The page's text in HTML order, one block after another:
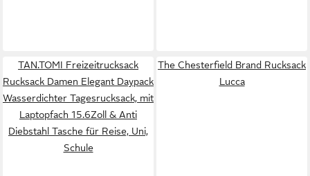
TAN.TOMI Freizeitrucksack
Rucksack Damen Elegant Daypack
Wasserdichter Tagesrucksack, mit
Laptopfach 15.6Zoll & Anti
Diebstahl Tasche für Reise, Uni,
Schule
The Chesterfield Brand Rucksack
Lucca